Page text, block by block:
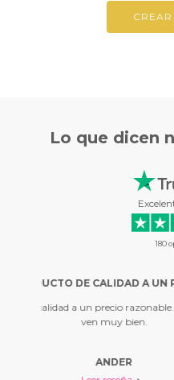
Lo que dicen
180
A UN PRECIO…
Las imágenes se